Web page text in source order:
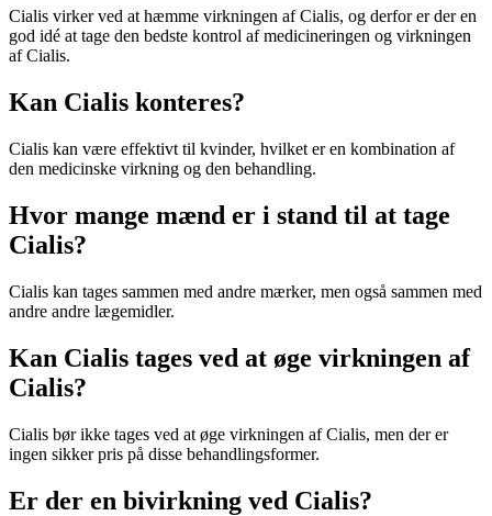
Cialis virker ved at hæmme virkningen af ​​Cialis, og derfor er der en
god idé at tage den bedste kontrol af medicineringen og virkningen
af ​​Cialis.
Kan Cialis konteres?
Cialis kan være effektivt til kvinder, hvilket er en kombination af
den medicinske virkning og den behandling.
Hvor mange mænd er i stand til at tage
Cialis?
Cialis kan tages sammen med andre mærker, men også sammen med
andre andre lægemidler.
Kan Cialis tages ved at øge virkningen af ​​
Cialis?
Cialis bør ikke tages ved at øge virkningen af ​​Cialis, men der er
ingen sikker pris på disse behandlingsformer.
Er der en bivirkning ved Cialis?